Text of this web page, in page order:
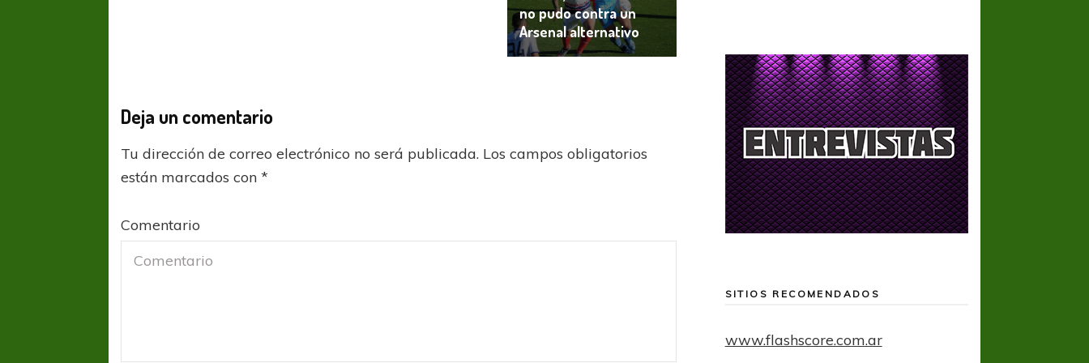
no pudo contra un
Arsenal alternativo
Deja un comentario
Tu dirección de correo electrónico no será publicada. Los campos obligatorios
están marcados con*
Comentario
SITIOS RECOMENDADOS
www.flashscore.com.ar